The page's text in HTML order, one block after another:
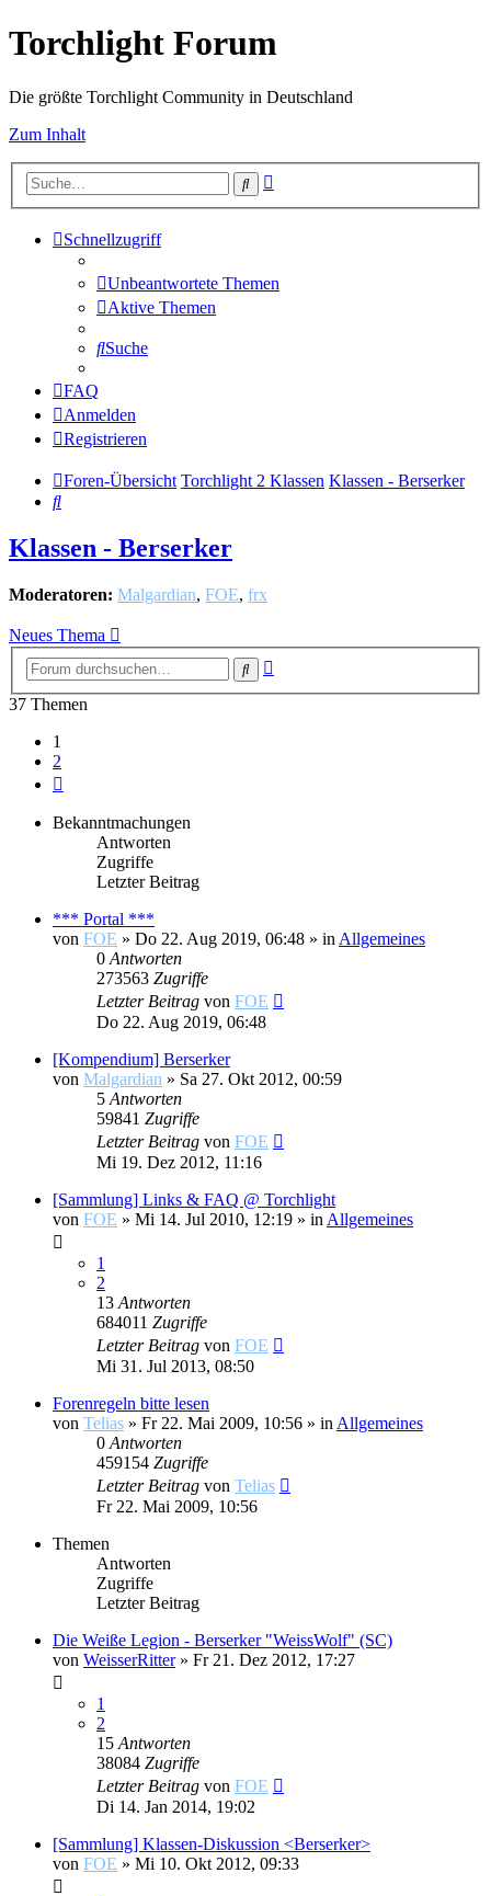
Torchlight Forum
Die größte Torchlight Community in Deutschland
Zum Inhalt
Suche
Schnellzugriff
Unbeantwortete Themen
Aktive Themen
Suche
FAQ
Anmelden
Registrieren
Foren-Übersicht Torchlight 2 Klassen Klassen - Berserker
Suche
Klassen - Berserker
Moderatoren: Malgardian, FOE, frx
Neues Thema
Suche
37 Themen
1
2
Bekanntmachungen
Antworten
Zugriffe
Letzter Beitrag
*** Portal ***
von FOE » Do 22. Aug 2019, 06:48 » in Allgemeines
0 Antworten
273563 Zugriffe
Letzter Beitrag von FOE
Do 22. Aug 2019, 06:48
[Kompendium] Berserker
von Malgardian » Sa 27. Okt 2012, 00:59
5 Antworten
59841 Zugriffe
Letzter Beitrag von FOE
Mi 19. Dez 2012, 11:16
[Sammlung] Links & FAQ @ Torchlight
von FOE » Mi 14. Jul 2010, 12:19 » in Allgemeines
1
2
13 Antworten
684011 Zugriffe
Letzter Beitrag von FOE
Mi 31. Jul 2013, 08:50
Forenregeln bitte lesen
von Telias » Fr 22. Mai 2009, 10:56 » in Allgemeines
0 Antworten
459154 Zugriffe
Letzter Beitrag von Telias
Fr 22. Mai 2009, 10:56
Themen
Antworten
Zugriffe
Letzter Beitrag
Die Weiße Legion - Berserker "WeissWolf" (SC)
von WeisserRitter» Fr 21. Dez 2012, 17:27
1
2
15 Antworten
38084 Zugriffe
Letzter Beitrag von FOE
Di 14. Jan 2014, 19:02
[Sammlung] Klassen-Diskussion <Berserker>
von FOE » Mi 10. Okt 2012, 09:33